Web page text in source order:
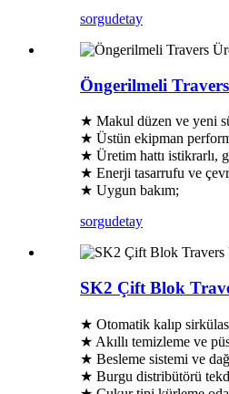
sorgudetay
Öngerilmeli
★ Makul düzen ve yeni
★ Üstün ekipman
★ Üretim hattı istikrarlı,
★ Enerji tasarrufu ve
★ Uygun bakım;
sorgudetay
SK2 Çift Blok
★ Otomatik kalıp
★ Akıllı temizleme ve
★ Besleme sistemi ve
★ Burgu distribütörü